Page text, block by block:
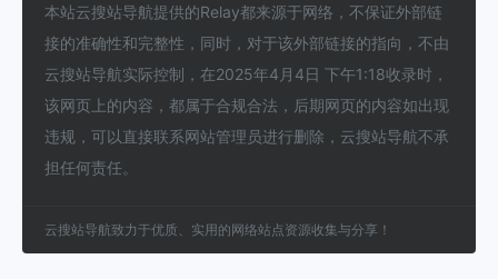
本站云搜站导航提供的Relay都来源于网络，不保证外部链
接的准确性和完整性，同时，对于该外部链接的指向，不由
云搜站导航实际控制，在2025年4月4日 下午1:18收录时，
该网页上的内容，都属于合规合法，后期网页的内容如出现
违规，可以直接联系网站管理员进行删除，云搜站导航不承
担任何责任。
云搜站导航致力于优质、实用的网络站点资源收集与分享！